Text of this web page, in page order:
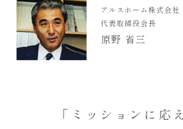
見学会
資料請求
POSTS
インタビュー
アルスホーム株式会社
代表取締役会長
原野 省三
「ミッションに応